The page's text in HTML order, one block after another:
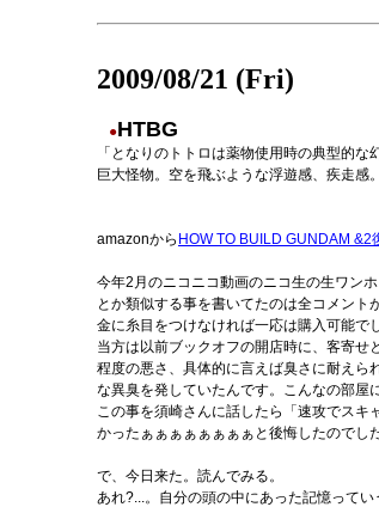
2009/08/21 (Fri)
●HTBG
「となりのトトロは薬物使用時の典型的
巨大怪物。空を飛ぶような浮遊感、疾走感
amazonから HOW TO BUILD GUNDAM &2
今年2月のニコニコ動画のニコ生の生ワン
とか類似する事を書いてたのは全コメント
金に糸目をつけなければ一応は購入可能で
当方は以前ブックオフの開店時に、客寄
程度の悪さ、具体的に言えば臭さに耐えら
な異臭を発していたんです。こんなの部屋
この事を須崎さんに話したら「速攻でスキ
かったぁぁぁぁぁぁぁぁと後悔したのでし
で、今日来た。読んでみる。
あれ?...。自分の頭の中にあった記憶って